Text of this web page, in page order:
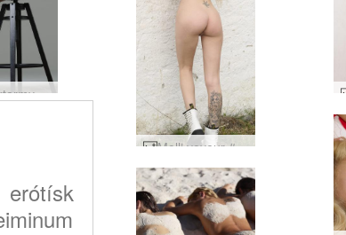
Lily nektarmyndir #24
Molli voyeur #21
erótísk